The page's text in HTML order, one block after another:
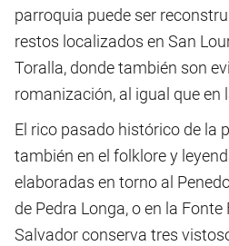
parroquia puede ser
restos localizados en San
Toralla, donde también son
romanización, al igual que en
El rico pasado histórico de la
también en el folklore y
elaboradas en torno al
de Pedra Longa, o en la
Salvador conserva tres